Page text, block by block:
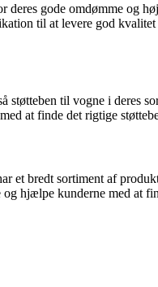
gode omdømme og
til at levere god
til vogne i deres
at finde det rigtige
et bredt sortiment af
hjælpe kunderne med at